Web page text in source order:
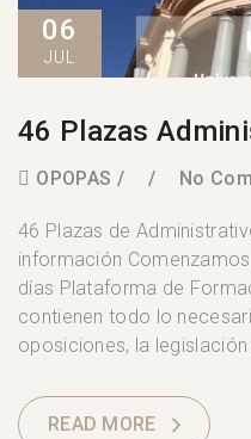
06
JUL
46 Plazas
OPOPAS No
46 Plazas de
información
días Plataforma de
contienen todo lo
oposiciones, la
READ MORE